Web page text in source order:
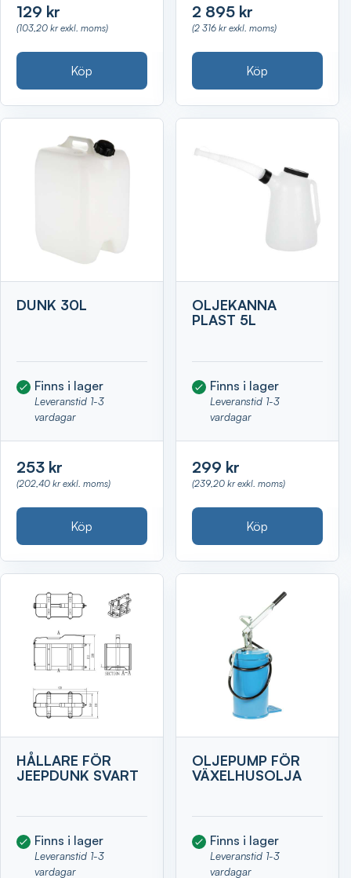
129 kr
(103,20 kr exkl. moms)
Köp
2 895 kr
(2 316 kr exkl. moms)
Köp
DUNK 30L
Finns i lager
Leveranstid 1-3
vardagar
253 kr
(202,40 kr exkl. moms)
Köp
OLJEKANNA
PLAST 5L
Finns i lager
Leveranstid 1-3
vardagar
299 kr
(239,20 kr exkl. moms)
Köp
HÅLLARE FÖR
JEEPDUNK SVART
Finns i lager
Leveranstid 1-3
vardagar
OLJEPUMP FÖR
VÄXELHUSOLJA
Finns i lager
Leveranstid 1-3
vardagar